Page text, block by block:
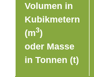
Volumen in
Kubikmetern
(m3)
oder Masse
in Tonnen (t)